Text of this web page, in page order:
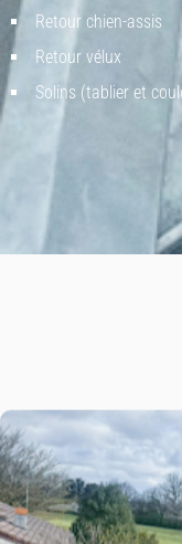
Retour chien-assis
Retour vélux
Solins (tablier et